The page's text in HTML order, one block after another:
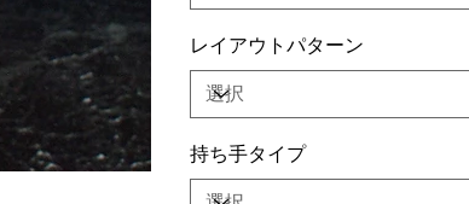
レイアウトパターン
持ち手タイプ